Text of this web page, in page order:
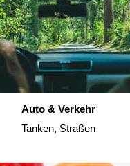
Auto & Verkehr
Tanken, Straßen